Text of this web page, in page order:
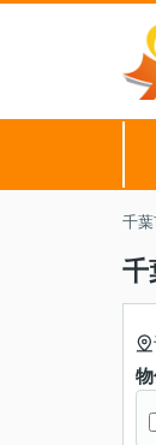
千
千